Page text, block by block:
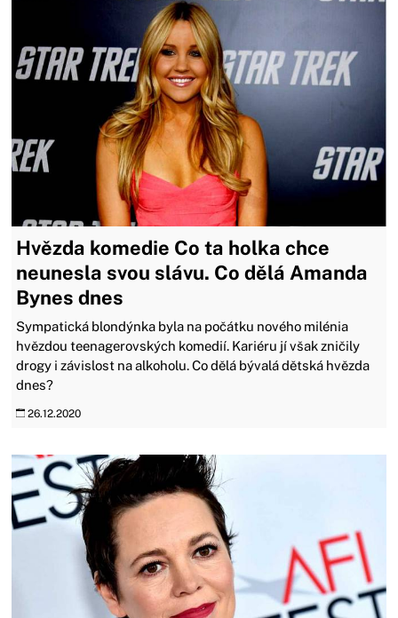
Hvězda komedie Co ta holka chce
neunesla svou slávu. Co dělá Amanda
Bynes dnes
Sympatická blondýnka byla na počátku nového milénia
hvězdou teenagerovských komedií. Kariéru jí však zničily
drogy i závislost na alkoholu. Co dělá bývalá dětská hvězda
dnes?
26.12.2020